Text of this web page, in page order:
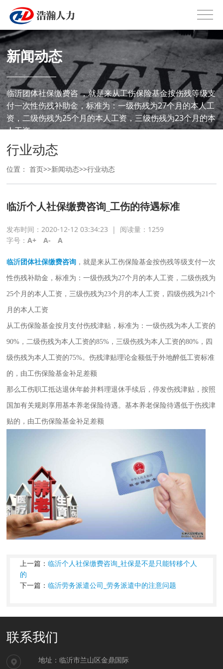
新闻动态
临沂团体社保缴费咨 ，就是来从工伤保险基金按伤残等级支
付一次性伤残补助金，标准为：一级伤残为27个月的本人工
资，二级伤残为25个月的本人工资，三级伤残为23个月的本
人工资，
行业动态
位置：首页>>新闻动态>>行业动态
临沂个人社保缴费咨询_工伤的待遇标准
发布时间：2020-12-12 03:34:23 | 阅读量： 1259
字号：A+ A- A
临沂团体社保缴费咨询 ，就是来从工伤保险基金按伤残等级支付一次
性伤残补助金，标准为：一级伤残为27个月的本人工资，二级伤残为
25个月的本人工资，三级伤残为23个月的本人工资，四级伤残为21个
月的本人工资
从工伤保险基金按月支付伤残津贴，标准为：一级伤残为本人工资的
90%，二级伤残为本人工资的85%，三级伤残为本人工资的80%，四
级伤残为本人工资的75%。伤残津贴理论金额低于外地醉低工资标准
的，由工伤保险基金补足差额
那么工伤职工抵达退休年龄并料理退休手续后，停发伤残津贴，按照
国加有关规则享用基本养老保险待遇。基本养老保险待遇低于伤残津
贴的，由工伤保险基金补足差额
上一篇：临沂个人社保缴费咨询_社保是不是只能转移个人
的
下一篇：临沂劳务派遣公司_劳务派遣中的注意问题
联系我们
地址：临沂市兰山区金鼎国际